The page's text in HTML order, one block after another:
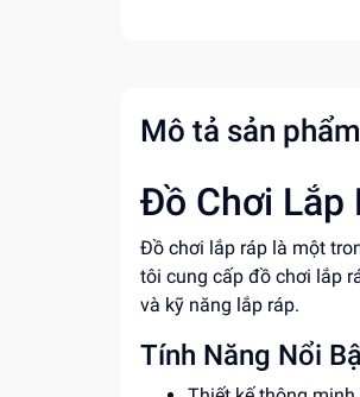
Mô tả sản phẩm
Đồ Chơi Lắp
Đồ chơi lắp ráp là một
tôi cung cấp đồ chơi lắp
và kỹ năng lắp ráp.
Tính Năng Nổi